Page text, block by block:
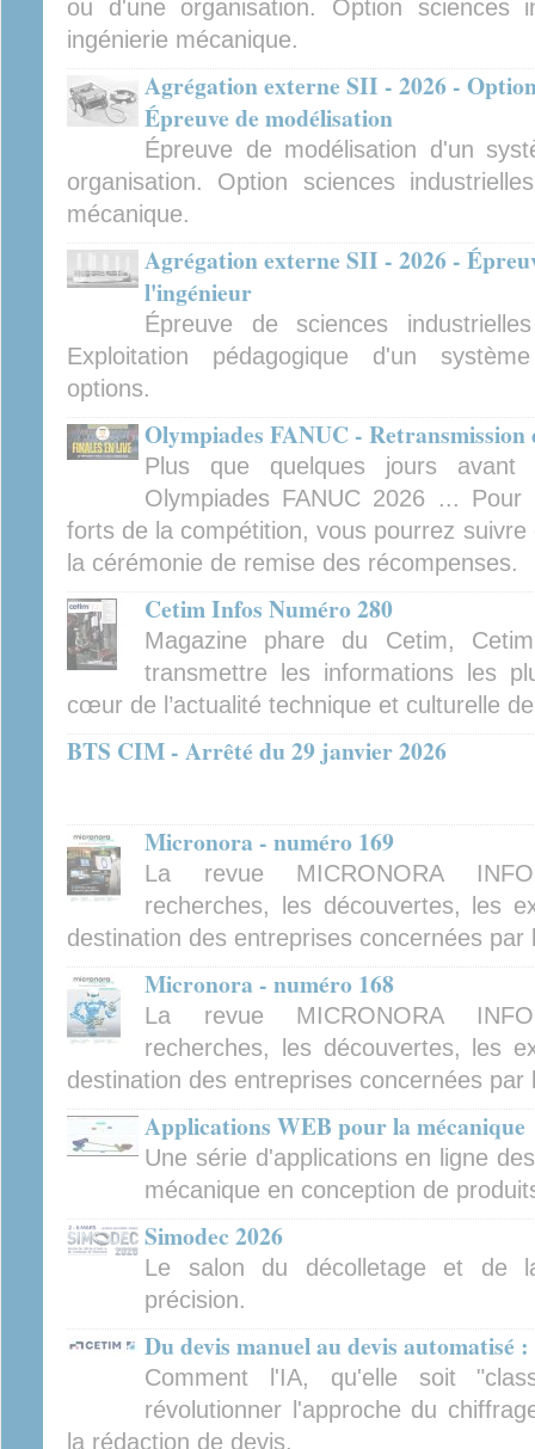
ou d'une organisation. Option sciences
ingénierie mécanique.
Agrégation externe SII - 2026 -
Épreuve de modélisation
Épreuve de modélisation d'un
organisation. Option sciences
mécanique.
Agrégation externe SII - 2026 -
l'ingénieur
Épreuve de sciences
Exploitation pédagogique d'un
options.
Olympiades FANUC - Retransmission
Plus que quelques jours
Olympiades FANUC 2026 ...
forts de la compétition, vous pourrez
la cérémonie de remise des récompenses.
Cetim Infos Numéro 280
Magazine phare du Cetim,
transmettre les informations les
cœur de l’actualité technique et culturelle
BTS CIM - Arrêté du 29 janvier 2026
Micronora - numéro 169
La revue MICRONORA
recherches, les découvertes, les
destination des entreprises concernées
Micronora - numéro 168
La revue MICRONORA
recherches, les découvertes, les
destination des entreprises concernées
Applications WEB pour la mécanique
Une série d'applications en ligne
mécanique en conception de
Simodec 2026
Le salon du décolletage et de
précision.
Du devis manuel au devis
Comment l'IA, qu'elle soit
révolutionner l'approche du
la rédaction de devis.